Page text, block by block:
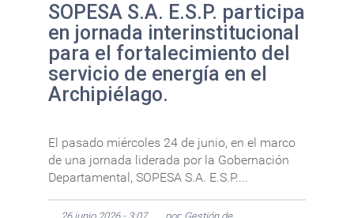
SOPESA S.A. E.S.P. participa
en jornada interinstitucional
para el fortalecimiento del
servicio de energía en el
Archipiélago.
El pasado miércoles 24 de junio, en el marco
de una jornada liderada por la Gobernación
Departamental, SOPESA S.A. E.S.P....